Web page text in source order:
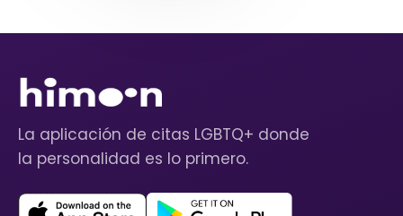
La aplicación de citas LGBTQ+ donde
la personalidad es lo primero.